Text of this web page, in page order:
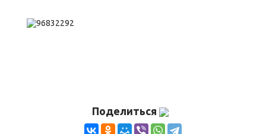
Поделиться